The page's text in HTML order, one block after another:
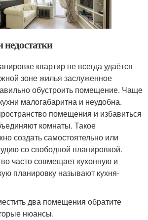
квартир не всегда удаётся
зоне жилья заслуженное
обустроить помещение. Чаще
малогабаритна и неудобна.
помещения и избавиться
комнаты. Такое
создать самостоятельно или
со свободной планировкой.
часто совмещает кухонную и
планировку называют кухня-
два помещения обратите
нюансы.